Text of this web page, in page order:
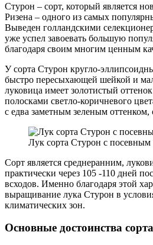
Стурон – сорт, который является
Ризена – одного из самых
Выведен голландскими
уже успел завоевать большую
благодаря своим многим ценным
У сорта Стурон кругло-
быстро пересыхающей шейкой и
луковица имеет золотистый
полосками светло-коричневого
с едва заметным зеленым
Лук сорта Стурон с посевным
Сорт является среднеранним,
практически через 105 -110 дней
всходов. Именно благодаря этой
выращивание лука Стурон в
климатических зон.
Основные достоинства сорта